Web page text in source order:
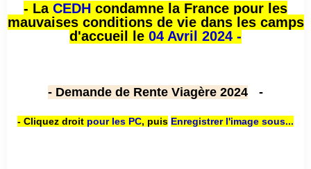
- La CEDH condamne la France pour les
mauvaises conditions de vie dans les camps
d'accueil le 04 Avril 2024 -
- Demande de Rente Viagère 2024 -
- Cliquez droit pour les PC, puis Enregistrer l'image sous...